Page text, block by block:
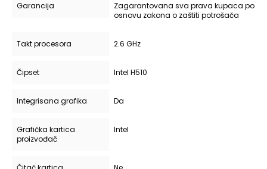
Garancija
Zagarantovana sva prava kupaca po
osnovu zakona o zaštiti potrošača
Takt procesora 2.6 GHz
Čipset Intel H510
Integrisana grafika Da
Grafička kartica
proizvođač
Intel